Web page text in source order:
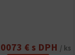
€ s DPH / ks